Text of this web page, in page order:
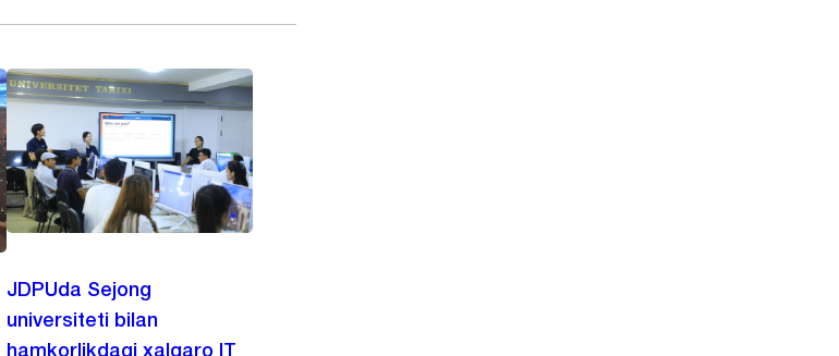
JDPUda Sejong
universiteti bilan
hamkorlikdagi xalqaro IT